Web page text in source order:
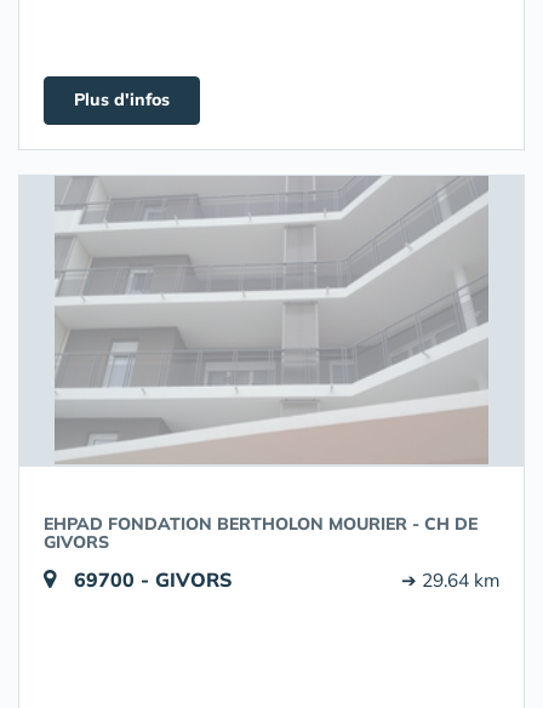
Plus d'infos
EHPAD FONDATION BERTHOLON MOURIER - CH DE
GIVORS
69700 - GIVORS ➔ 29.64 km